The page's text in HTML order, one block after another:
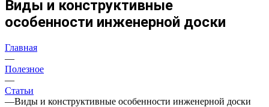
Виды и конструктивные
особенности инженерной доски
Главная
—
Полезное
—
Статьи
—Виды и конструктивные особенности инженерной доски